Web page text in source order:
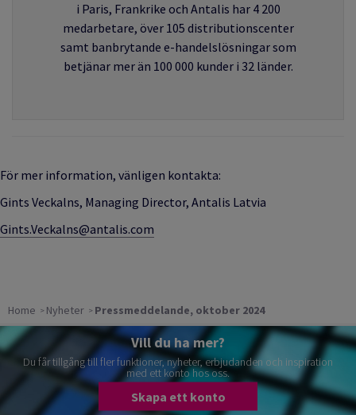
i Paris, Frankrike och Antalis har 4 200
medarbetare, över 105 distributionscenter
samt banbrytande e-handelslösningar som
betjänar mer än 100 000 kunder i 32 länder.
För mer information, vänligen kontakta:
Gints Veckalns, Managing Director, Antalis Latvia
Gints.Veckalns@antalis.com
Home Nyheter Pressmeddelande, oktober 2024
Vill du ha mer?
Du får tillgång till fler funktioner, nyheter, erbjudanden och inspiration
med ett konto hos oss.
Skapa ett konto